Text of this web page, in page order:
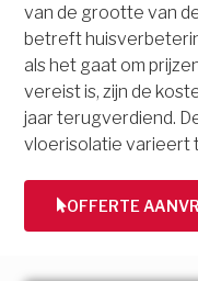
van de grootte van
betreft
als het gaat om
vereist is, zijn de
jaar terugverdiend.
vloerisolatie varieert
OFFERTE